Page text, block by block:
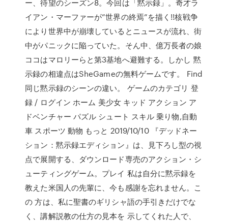
ー、待望のシーズン8。今回は「黙示録」。奇才ラ
イアン・マーファーが”世界の終焉”を描く!!核戦争
により世界中が崩壊しているとニュースが流れ、街
中がパニックに陥っていた。そん中、億万長者の娘
ココはマロリーらと第3基地へ避難する。しかし 黙
示録の相違点はSheGameの無料ゲームです。 Find
同じ黙示録のシーンの違い。 ゲームのカテゴリ 登
録 / ログイン ホーム 美少女 キッド アクション ア
ドベンチャー パズル シュート スキル 乗り物,自動
車 スポーツ 動物 もっと 2019/10/10 『デッドネー
ション：黙示録エディション』は、見下ろし型の視
点で展開する、ダウンロード専売のアクション・シ
ューティングゲーム。プレイ 私は自分に黙示録を
教えた米国人の先輩に、今も感謝を忘れません。こ
の 方は、私に聖書のギリシャ語の手引きだけでな
く、講解説教の仕方の見本を 示してくれた人で、